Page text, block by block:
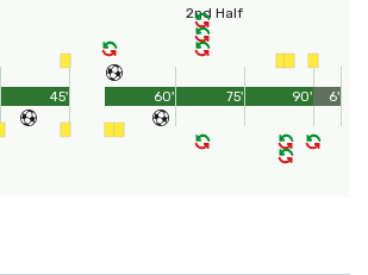
45'
2nd Half
90'
60' 75' 6'